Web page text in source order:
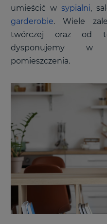
umieścić wsypialni,
garderobie. Wiele
twórczej oraz od
dysponujemy w
pomieszczenia.